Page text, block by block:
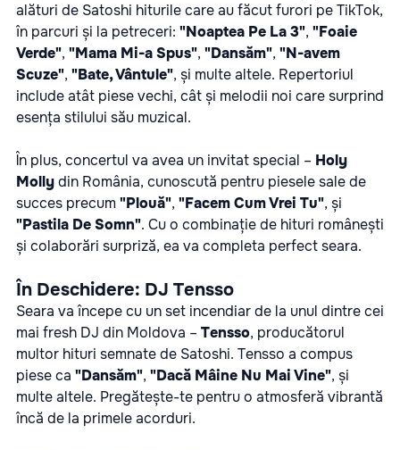
alături de Satoshi hiturile care au făcut furori pe TikTok,
în parcuri și la petreceri: "Noaptea Pe La 3", "Foaie
Verde", "Mama Mi-a Spus", "Dansăm", "N-avem
Scuze", "Bate, Vântule", și multe altele. Repertoriul
include atât piese vechi, cât și melodii noi care surprind
esența stilului său muzical.
În plus, concertul va avea un invitat special – Holy
Mollydin România, cunoscută pentru piesele sale de
succes precum"Plouă", "Facem Cum Vrei Tu", și
"Pastila De Somn". Cu o combinație de hituri românești
și colaborări surpriză, ea va completa perfect seara.
În Deschidere: DJ Tensso
Seara va începe cu un set incendiar de la unul dintre cei
mai fresh DJ din Moldova – Tensso, producătorul
multor hituri semnate de Satoshi. Tensso a compus
piese ca "Dansăm", "Dacă Mâine Nu Mai Vine", și
multe altele. Pregătește-te pentru o atmosferă vibrantă
încă de la primele acorduri.